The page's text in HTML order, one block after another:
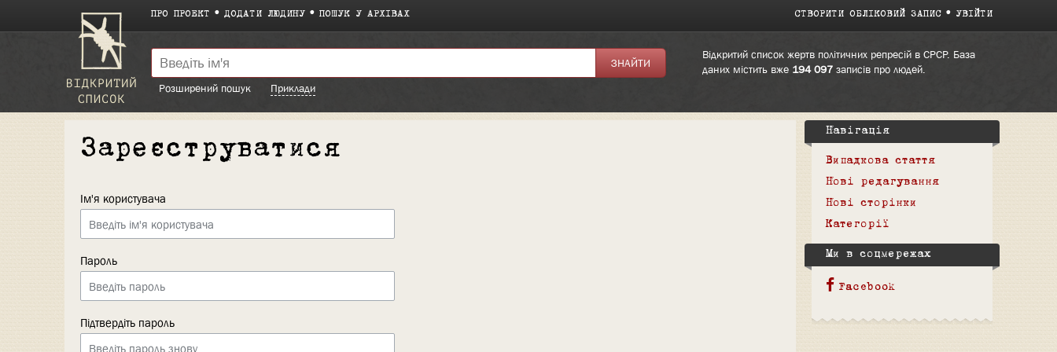
ПРО ПРОЕКТ ДОДАТИ ЛЮДИНУ ПОШУК У АРХІВАХ СТВОРИТИ ОБЛІКОВИЙ ЗАПИС УВІЙТИ
Відкритий список жертв політичних репресій в СРСР. База
даних містить вже 194 097записів про людей.
Розширений пошук
Приклади
Зареєструватися
Ім'я користувача
Пароль
Підтвердіть пароль
Навігація
Випадкова стаття
Нові редагування
Нові сторінки
Категорії
Ми в соцмережах
Facebook